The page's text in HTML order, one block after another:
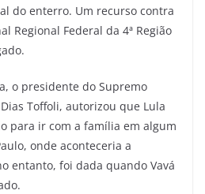
do enterro. Um recurso contra
Regional Federal da 4ª Região
o presidente do Supremo
Toffoli, autorizou que Lula
para ir com a família em algum
onde aconteceria a
entanto, foi dada quando Vavá